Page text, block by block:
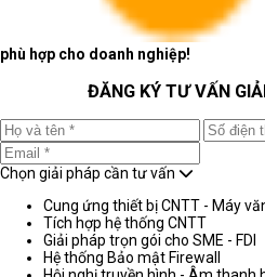
phù hợp cho doanh nghiệp!
ĐĂNG KÝ TƯ VẤN
Chọn giải pháp cần tư vấn
Cung ứng thiết bị CNTT - Máy
Tích hợp hệ thống CNTT
Giải pháp trọn gói cho SME - FDI
Hệ thống Bảo mật Firewall